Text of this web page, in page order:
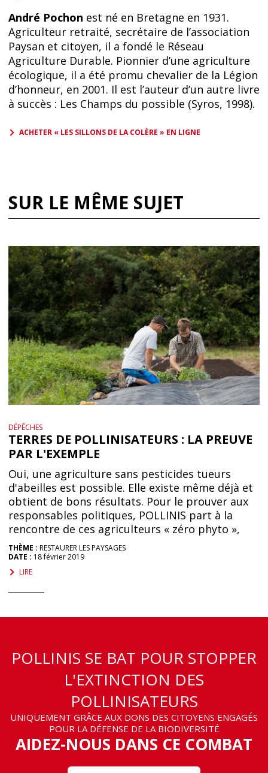
André Pochon est né en Bretagne en 1931.
Agriculteur retraité, secrétaire de l’association
Paysan et citoyen, il a fondé le Réseau
Agriculture Durable. Pionnier d’une agriculture
écologique, il a été promu chevalier de la Légion
d’honneur, en 2001. Il est l’auteur d’un autre livre
à succès : Les Champs du possible (Syros, 1998).
ACHETER « LES SILLONS DE LA COLÈRE » EN LIGNE
SUR LE MÊME SUJET
DÉPÊCHES
TERRES DE POLLINISATEURS : LA PREUVE
PAR L'EXEMPLE
Oui, une agriculture sans pesticides tueurs
d'abeilles est possible. Elle existe même déjà et
obtient de bons résultats. Pour le prouver aux
responsables politiques, POLLINIS part à la
rencontre de ces agriculteurs « zéro phyto »,
THÈME : RESTAURER LES PAYSAGES
DATE : 18 février 2019
LIRE
POLLINIS SE BAT POUR STOPPER
L'EXTINCTION DES
POLLINISATEURS
UNIQUEMENT GRÂCE AUX DONS DES CITOYENS ENGAGÉS
POUR LA DÉFENSE DE LA BIODIVERSITÉ
AIDEZ-NOUS DANS CE COMBAT